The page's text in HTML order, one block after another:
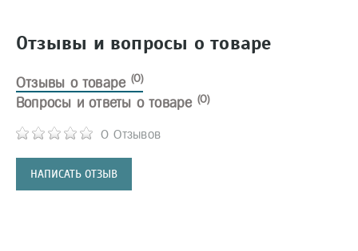
Отзывы и вопросы о товаре
Отзывы о товаре (0)
0 Отзывов
НАПИСАТЬ ОТЗЫВ
Вопросы и ответы о товаре (0)